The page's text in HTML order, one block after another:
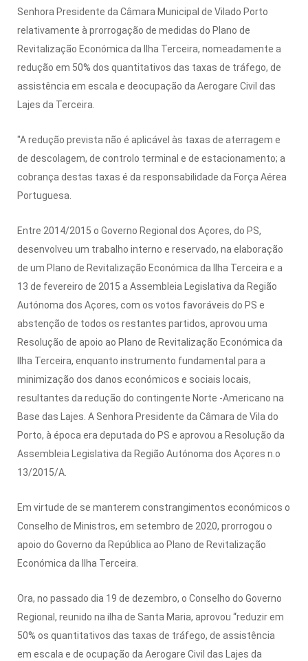
Senhora Presidente da Câmara Municipal de Vilado Porto
relativamente à prorrogação de medidas do Plano de
Revitalização Económica da Ilha Terceira, nomeadamente a
redução em 50% dos quantitativos das taxas de tráfego, de
assistência em escala e deocupação da Aerogare Civil das
Lajes da Terceira.
"A redução prevista não é aplicável às taxas de aterragem e
de descolagem, de controlo terminal e de estacionamento; a
cobrança destas taxas é da responsabilidade da Força Aérea
Portuguesa.
Entre 2014/2015 o Governo Regional dos Açores, do PS,
desenvolveu um trabalho interno e reservado, na elaboração
de um Plano de Revitalização Económica da Ilha Terceira e a
13 de fevereiro de 2015 a Assembleia Legislativa da Região
Autónoma dos Açores, com os votos favoráveis do PS e
abstenção de todos os restantes partidos, aprovou uma
Resolução de apoio ao Plano de Revitalização Económica da
Ilha Terceira, enquanto instrumento fundamental para a
minimização dos danos económicos e sociais locais,
resultantes da redução do contingente Norte -Americano na
Base das Lajes. A Senhora Presidente da Câmara de Vila do
Porto, à época era deputada do PS e aprovou a Resolução da
Assembleia Legislativa da Região Autónoma dos Açores n.o
13/2015/A.
Em virtude de se manterem constrangimentos económicos o
Conselho de Ministros, em setembro de 2020, prorrogou o
apoio do Governo da República ao Plano de Revitalização
Económica da Ilha Terceira.
Ora, no passado dia 19 de dezembro, o Conselho do Governo
Regional, reunido na ilha de Santa Maria, aprovou “reduzir em
50% os quantitativos das taxas de tráfego, de assistência
em escala e de ocupação da Aerogare Civil das Lajes da